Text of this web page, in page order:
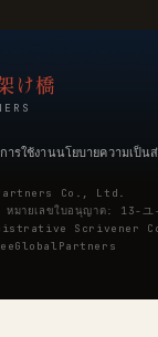
け橋
รใช้งานนโยบายความเป็น
Co., Ltd.
หมายเลขใบอนุญาต: 13-
Scrivener